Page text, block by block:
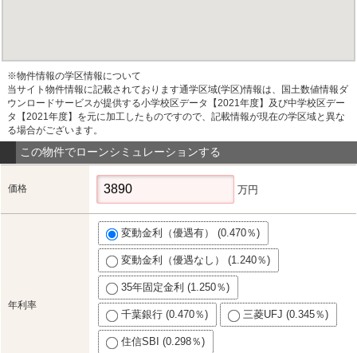
※物件情報の学区情報について
当サイト物件情報に記載されております通学区域(学区)情報は、国土数値情報ダ
ウンロードサービスが提供する小学校区データ【2021年度】及び中学校区デー
タ【2021年度】を元に加工したものですので、記載情報が現在の学区域と異な
る場合がございます。
この物件でローンシミュレーションする
価格 万円
年利率
変動金利（優遇有） (0.470％)
変動金利（優遇なし） (1.240％)
35年固定金利 (1.250％)
千葉銀行 (0.470％) 三菱UFJ (0.345％)
住信SBI (0.298％)